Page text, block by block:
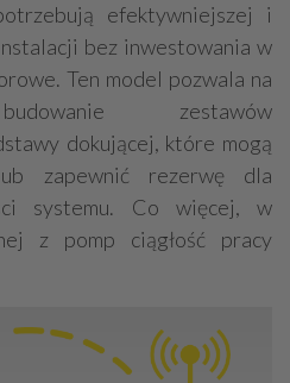
efektywniejszej i
bez inwestowania w
Ten model pozwala na
zestawów
dokującej, które mogą
zapewnić rezerwę dla
systemu. Co więcej, w
z pomp ciągłość pracy